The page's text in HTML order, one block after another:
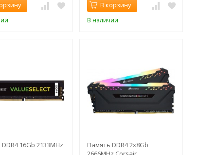
В корзину
В наличии
16Gb 2133MHz
Память DDR4 2x8Gb